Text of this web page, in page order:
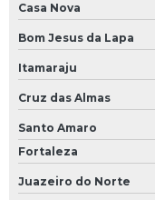
Casa Nova
Bom Jesus da Lapa
Itamaraju
Cruz das Almas
Santo Amaro
Fortaleza
Juazeiro do Norte